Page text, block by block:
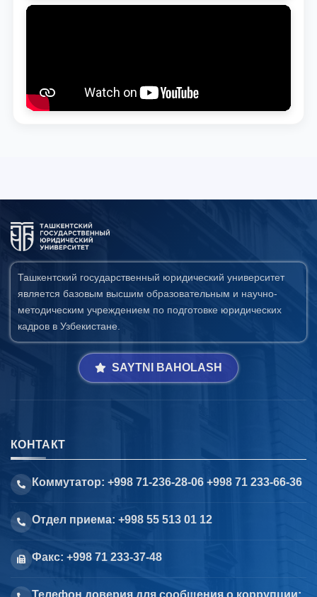
Ташкентский государственный юридический университет
является базовым высшим образовательным и научно-
методическим учреждением по подготовке юридических
кадров в Узбекистане.
SAYTNI BAHOLASH
КОНТАКТ
Коммутатор: +998 71-236-28-06 +998 71 233-66-36
Отдел приема: +998 55 513 01 12
Факс: +998 71 233-37-48
Телефон доверия для сообщения о коррупции: